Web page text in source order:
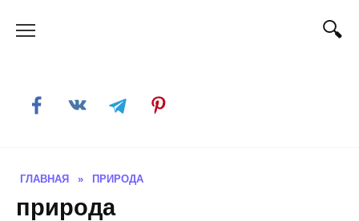
ГЛАВНАЯ » ПРИРОДА
природа